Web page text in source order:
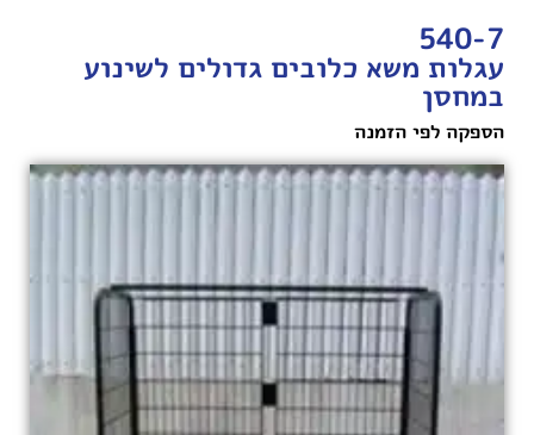
540-7
עגלות משא כלובים גדולים לשינוע
במחסן
הספקה לפי הזמנה